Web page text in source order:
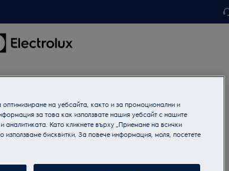
оптимизиране на уебсайта, както и за промоционални и
за това как използвате нашия уебсайт с нашите
Като кликнете върху „Приемане на всички
използваме бисквитки. За повече информация, моля, посетете